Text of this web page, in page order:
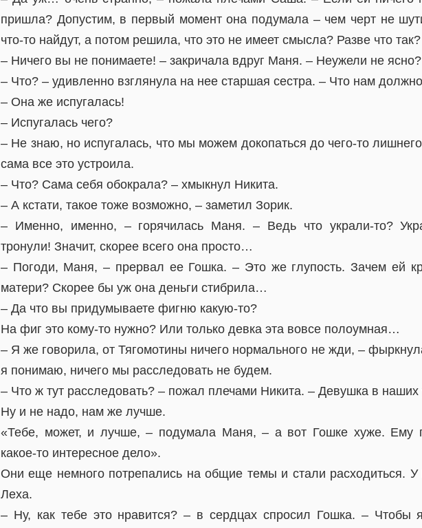
пришла? Допустим, в первый момент она подумала – чем черт не
что-то найдут, а потом решила, что это не имеет смысла? Разве что так?
– Ничего вы не понимаете! – закричала вдруг Маня. – Неужели не ясно?
– Что? – удивленно взглянула на нее старшая сестра. – Что нам
– Она же испугалась!
– Испугалась чего?
– Не знаю, но испугалась, что мы можем докопаться до чего-то
сама все это устроила.
– Что? Сама себя обокрала? – хмыкнул Никита.
– А кстати, такое тоже возможно, – заметил Зорик.
– Именно, именно, – горячилась Маня. – Ведь что украли-то?
тронули! Значит, скорее всего она просто…
– Погоди, Маня, – прервал ее Гошка. – Это же глупость. Зачем ей
матери? Скорее бы уж она деньги стибрила…
– Да что вы придумываете фигню какую-то?
На фиг это кому-то нужно? Или только девка эта вовсе полоумная…
– Я же говорила, от Тягомотины ничего нормального не жди, –
я понимаю, ничего мы расследовать не будем.
– Что ж тут расследовать? – пожал плечами Никита. – Девушка в наших
Ну и не надо, нам же лучше.
«Тебе, может, и лучше, – подумала Маня, – а вот Гошке хуже. Ему
какое-то интересное дело».
Они еще немного потрепались на общие темы и стали расходиться. У
Леха.
– Ну, как тебе это нравится? – в сердцах спросил Гошка. – Чтобы